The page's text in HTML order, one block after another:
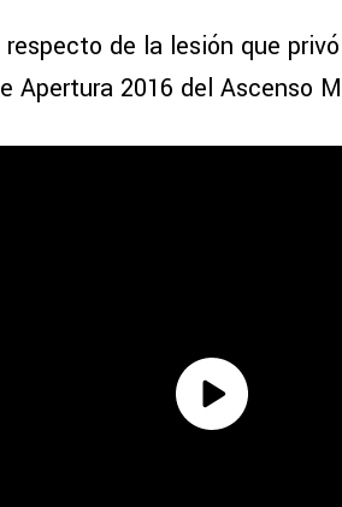
de la lesión que
Apertura 2016 del Ascenso